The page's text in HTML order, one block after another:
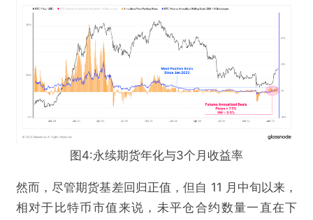
图4:永续期货年化与3个月收益率
然而，尽管期货基差回归正值，但自 11 月中旬以来，
相对于比特币市值来说，未平仓合约数量一直在下